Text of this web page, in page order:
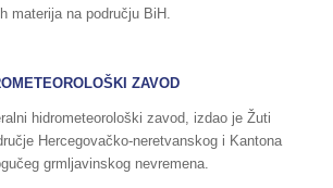
materija na području BiH.
ZAVOD
hidrometeorološki zavod, izdao je Žuti
Hercegovačko-neretvanskog i Kantona
grmljavinskog nevremena.